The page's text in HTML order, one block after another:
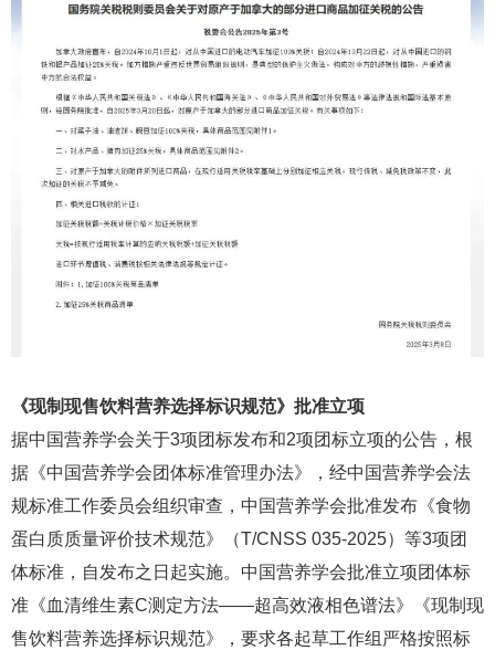
《现制现售饮料营养选择标识规范》批准立项
据中国营养学会关于3项团标发布和2项团标立项的公告，根
据《中国营养学会团体标准管理办法》，经中国营养学会法
规标准工作委员会组织审查，中国营养学会批准发布《食物
蛋白质质量评价技术规范》（T/CNSS 035-2025）等3项团
体标准，自发布之日起实施。中国营养学会批准立项团体标
准《血清维生素C测定方法——超高效液相色谱法》《现制现
售饮料营养选择标识规范》，要求各起草工作组严格按照标